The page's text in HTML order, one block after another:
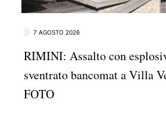
7 AGOSTO 2026
RIMINI: Assalto con
sventrato bancomat a Villa
FOTO